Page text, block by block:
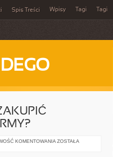
Spis Treści Wpisy Tagi Tagi
KOMENTOWANIA W
ZOSTAŁA